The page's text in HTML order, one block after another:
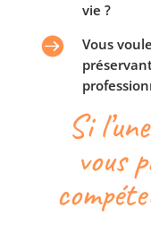
vie ?

Vous
Si
vous